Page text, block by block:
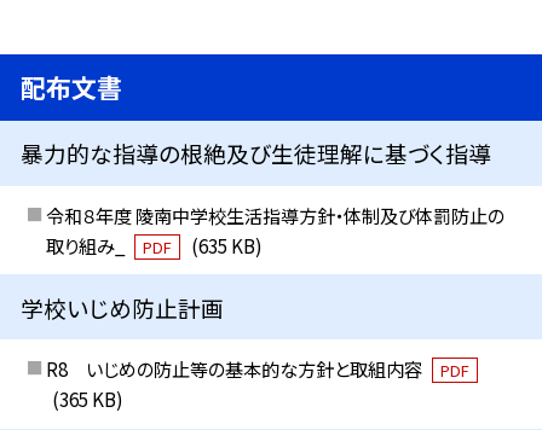
配布文書
暴力的な指導の根絶及び生徒理解に基づく指導
令和８年度 陵南中学校生活指導方針・体制及び体罰防止の
取り組み_
PDF (635 KB)
学校いじめ防止計画
R8 いじめの防止等の基本的な方針と取組内容 PDF
(365 KB)